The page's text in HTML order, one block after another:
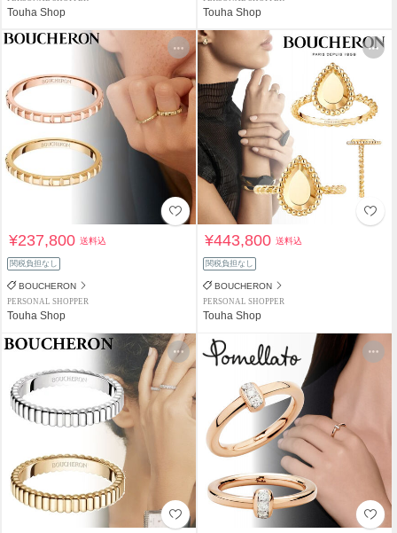
Touha Shop Touha Shop
¥237,800送料込
関税負担なし
BOUCHERON
PERSONAL SHOPPER
Touha Shop
¥443,800送料込
関税負担なし
BOUCHERON
PERSONAL SHOPPER
Touha Shop